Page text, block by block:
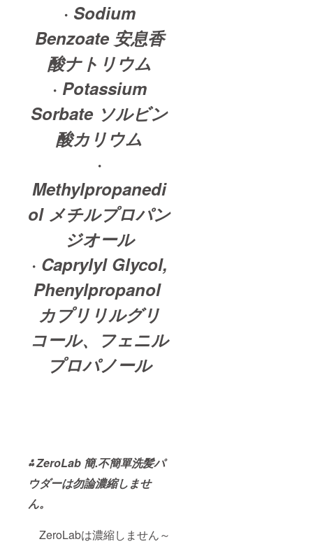
· Sodium
Benzoate 安息香
酸ナトリウム
· Potassium
Sorbate ソルビン
酸カリウム
·
Methylpropanedi
ol メチルプロパン
ジオール
· Caprylyl Glycol,
Phenylpropanol
カプリリルグリ
コール、フェニル
プロパノール
⁂ZeroLab 簡.不簡單洗髪パ
ウダーは勿論濃縮しませ
ん。
ZeroLabは濃縮しません～